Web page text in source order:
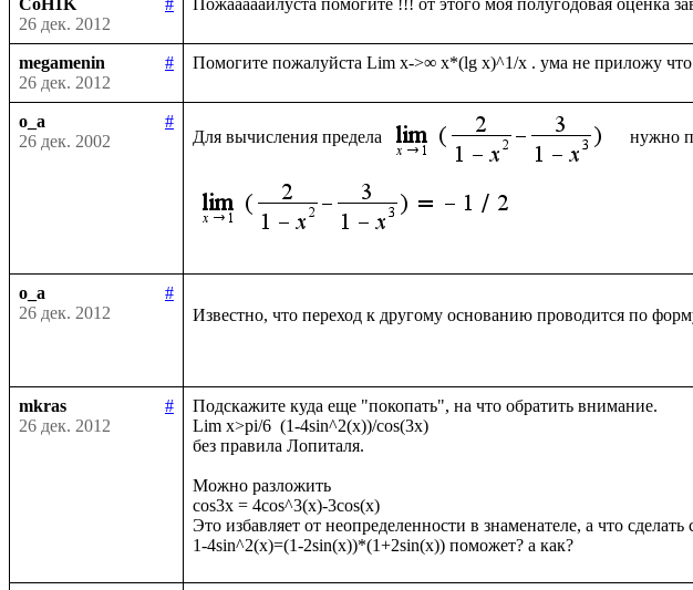
26 дек. 2012
megamenin
#
26 дек. 2012
o_a
#
26 дек. 2002
Для вычисления предела нужно
o_a
#
26 дек. 2012
Известно, что переход к другому основанию проводится по
mkras
#
26 дек. 2012
Подскажите куда еще "покопать", на что обратить внимание.
Lim x>pi/6  (1-4sin^2(x))/cos(3x)
без правила Лопиталя.
Можно разложить
cos3x = 4cos^3(x)-3cos(x)
Это избавляет от неопределенности в знаменателе, а что сделать